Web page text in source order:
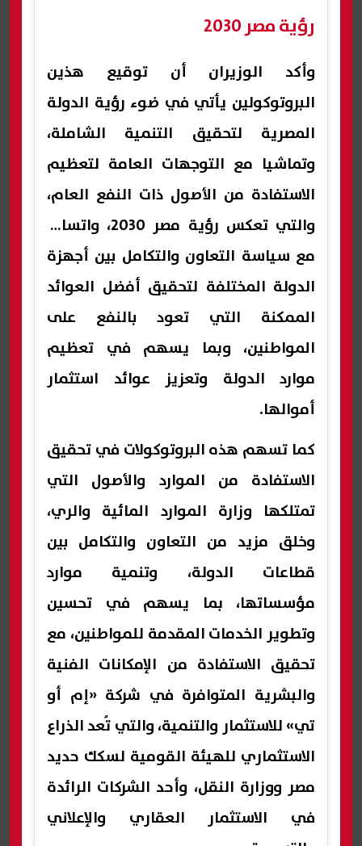
رؤية مصر 2030
وأكد الوزيران أن توقيع هذين
البروتوكولين يأتي في ضوء رؤية الدولة
المصرية لتحقيق التنمية الشاملة،
وتماشيا مع التوجهات العامة لتعظيم
الاستفادة من الأصول ذات النفع العام،
والتي تعكس رؤية مصر 2030، واتساقا
مع سياسة التعاون والتكامل بين أجهزة
الدولة المختلفة لتحقيق أفضل العوائد
الممكنة التي تعود بالنفع على
المواطنين، وبما يسهم في تعظيم
موارد الدولة وتعزيز عوائد استثمار
أموالها.
كما تسهم هذه البروتوكولات في تحقيق
الاستفادة من الموارد والأصول التي
تمتلكها وزارة الموارد المائية والري،
وخلق مزيد من التعاون والتكامل بين
قطاعات الدولة، وتنمية موارد
مؤسساتها، بما يسهم في تحسين
وتطوير الخدمات المقدمة للمواطنين، مع
تحقيق الاستفادة من الإمكانات الفنية
والبشرية المتوافرة في شركة «إم أو
تي» للاستثمار والتنمية، والتي تُعد الذراع
الاستثماري للهيئة القومية لسكك حديد
مصر ووزارة النقل، وأحد الشركات الرائدة
في الاستثمار العقاري والإعلاني